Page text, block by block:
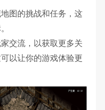
图的挑战和任务，这
交流，以获取更多关
以让你的游戏体验更